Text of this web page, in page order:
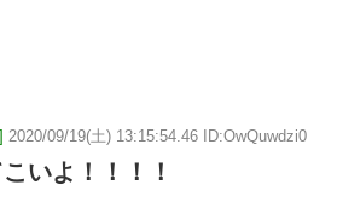
2020/09/19(土) 13:15:54.46 ID:OwQuwdzi0
いよ！！！！